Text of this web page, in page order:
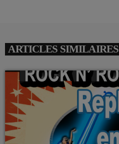
ARTICLES SIMILAIRES